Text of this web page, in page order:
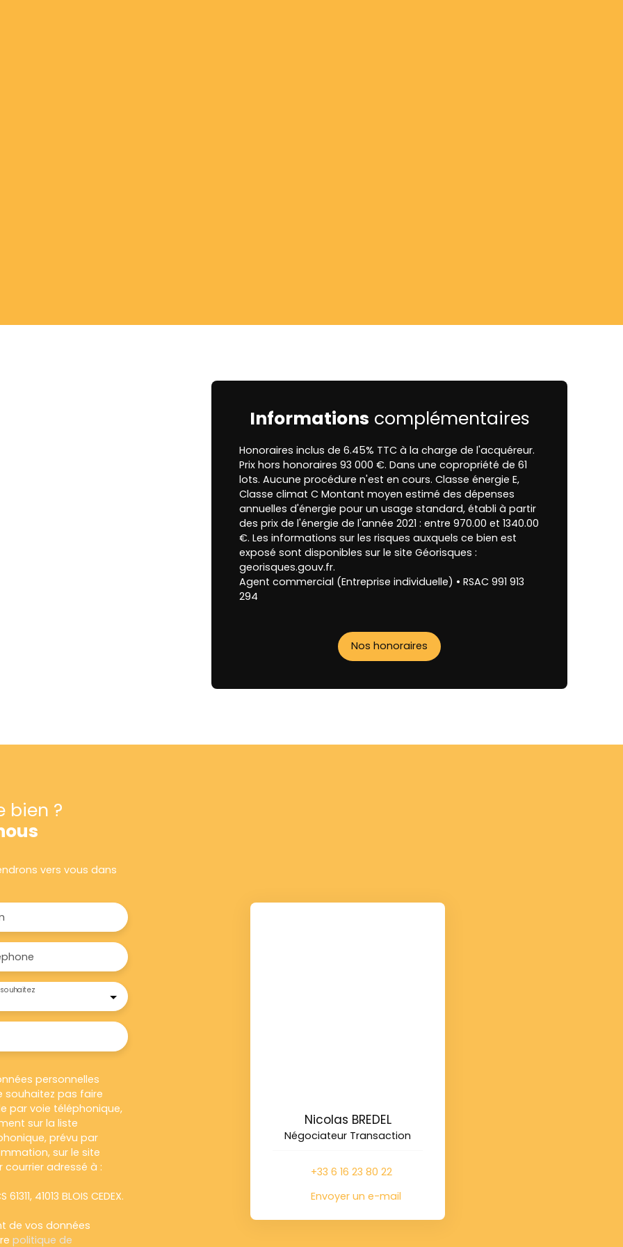
Informations complémentaires
Honoraires inclus de 6.45% TTC à la charge de l'acquéreur.
Prix hors honoraires 93 000 €. Dans une copropriété de 61
lots. Aucune procédure n'est en cours. Classe énergie E,
Classe climat C Montant moyen estimé des dépenses
annuelles d'énergie pour un usage standard, établi à partir
des prix de l'énergie de l'année 2021 : entre 970.00 et 1340.00
€. Les informations sur les risques auxquels ce bien est
exposé sont disponibles sur le site Géorisques :
georisques.gouv.fr.
Agent commercial (Entreprise individuelle) • RSAC 991 913
294
Nos honoraires
bien ?
vers vous dans
personnelles
souhaitez pas faire
par voie téléphonique,
sur la liste
prévu par
sur le site
adressé à :
41013 BLOIS CEDEX.
de vos données
politique de
Nicolas BREDEL
Négociateur Transaction
+33 6 16 23 80 22
Envoyer un e-mail